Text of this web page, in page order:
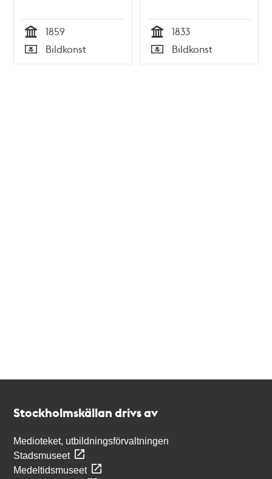
Tid
1859
Typ
Bildkonst Tid
1833
Typ
Bildkonst
Stockholmskällan drivs av
Medioteket, utbildningsförvaltningen
Stadsmuseet
Medeltidsmuseet